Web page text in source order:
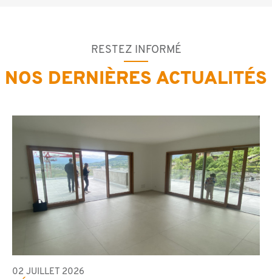
RESTEZ INFORMÉ
NOS DERNIÈRES ACTUALITÉS
02 JUILLET 2026